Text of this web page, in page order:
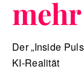
Der „Inside
KI-Realität